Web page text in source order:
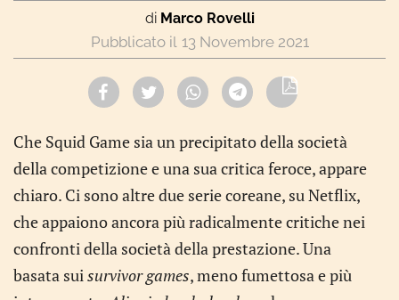
di Marco Rovelli
13 Novembre 2021
Che Squid Game sia un precipitato della società
della competizione e una sua critica feroce, appare
chiaro. Ci sono altre due serie coreane, su Netflix,
che appaiono ancora più radicalmente critiche nei
confronti della società della prestazione. Una
basata suisurvivor games, meno fumettosa e più